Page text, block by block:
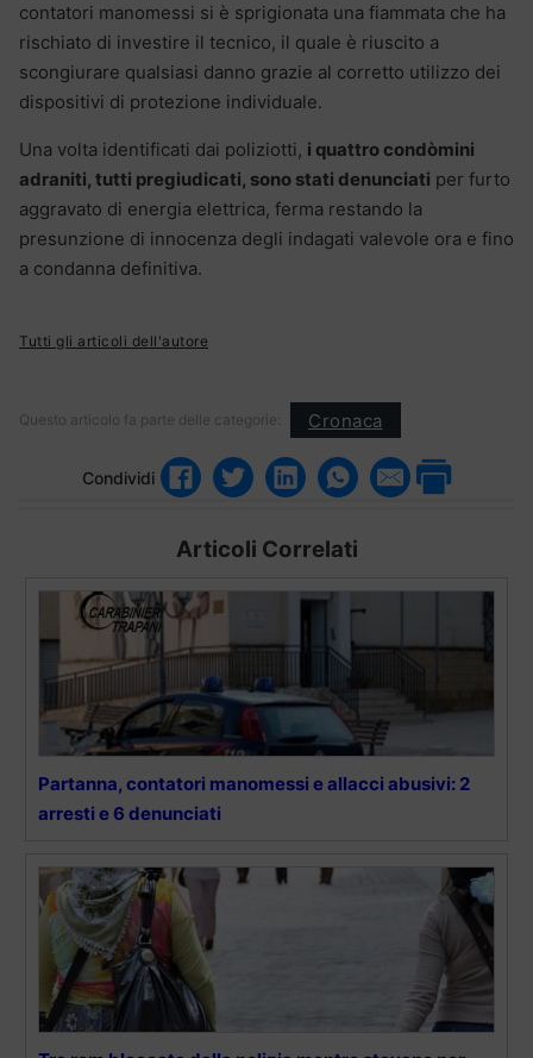
contatori manomessi si è sprigionata una fiammata che ha
rischiato di investire il tecnico, il quale è riuscito a
scongiurare qualsiasi danno grazie al corretto utilizzo dei
dispositivi di protezione individuale.
Una volta identificati dai poliziotti, i quattro condòmini
adraniti, tutti pregiudicati, sono stati denunciati per furto
aggravato di energia elettrica, ferma restando la
presunzione di innocenza degli indagati valevole ora e fino
a condanna definitiva.
Tutti gli articoli dell'autore
Questo articolo fa parte delle categorie: Cronaca
Condividi
Articoli Correlati
Partanna, contatori manomessi e allacci abusivi: 2
arresti e 6 denunciati